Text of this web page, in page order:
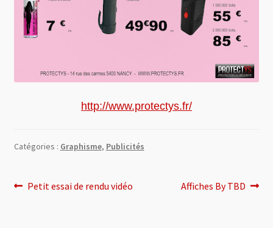
http://www.protectys.fr/
Catégories : Graphisme, Publicités
Navigation
Article
Petit essai de rendu vidéo
Article
Affiches By TBD